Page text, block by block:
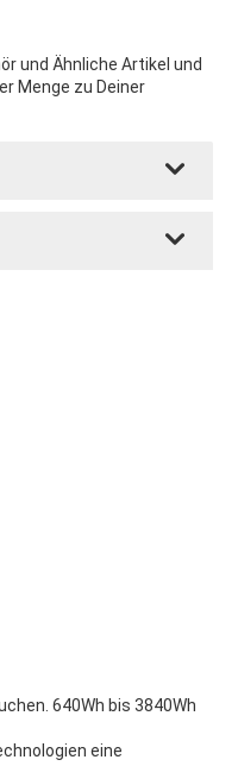
und Ähnliche Artikel und
Menge zu Deiner
640Wh bis 3840Wh
eine